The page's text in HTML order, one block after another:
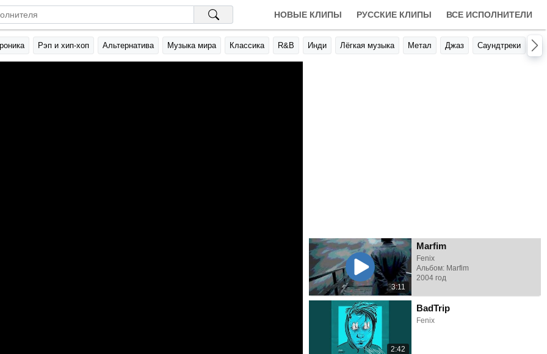
НОВЫЕ КЛИПЫ РУССКИЕ КЛИПЫ ВСЕ ИСПОЛНИТЕЛИ
Рэп и хип-хоп Альтернатива Музыка мира Классика R&B Инди Лёгкая музыка Метал Джаз Саундтреки
3:11
Marfim
Fenix
Альбом: Marfim
2004 год
2:42
BadTrip
Fenix